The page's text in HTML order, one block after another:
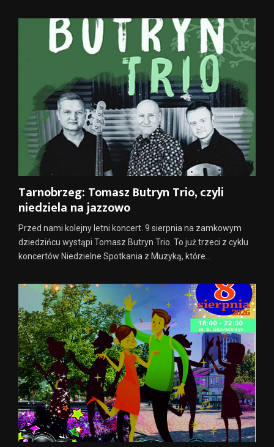
Tarnobrzeg: Tomasz Butryn Trio, czyli
niedziela na jazzowo
Przed nami kolejny letni koncert. 9 sierpnia na zamkowym
dziedzińcu wystąpi Tomasz Butryn Trio. To już trzeci z cyklu
koncertów Niedzielne Spotkania z Muzyką, które...